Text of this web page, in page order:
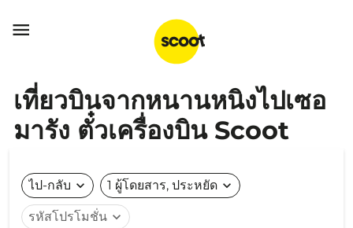

เที่ยวบินจากหนานหนิงไปเซอ
มารัง ตั๋วเครื่องบิน Scoot
ไป-กลับ expand_more 1 ผู้โดยสาร, ประหยัด expand_more
รหัสโปรโมชั่น expand_more